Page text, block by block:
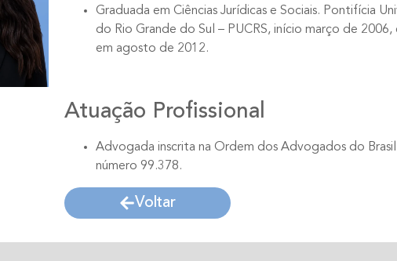
Graduada em Ciências Jurídicas e Sociais. Pontifícia
do Rio Grande do Sul – PUCRS, início março de 2006,
em agosto de 2012.
Atuação Profissional
Advogada inscrita na Ordem dos Advogados do
número 99.378.
Voltar